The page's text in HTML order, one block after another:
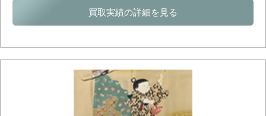
買取実績の詳細を見る